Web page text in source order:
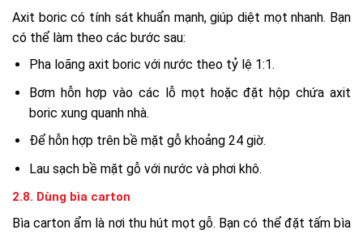
Axit boric có tính sát khuẩn mạnh, giúp diệt mọt nhanh. Bạn
có thể làm theo các bước sau:
Pha loãng axit boric với nước theo tỷ lệ 1:1.
Bơm hỗn hợp vào các lỗ mọt hoặc đặt hộp chứa axit
boric xung quanh nhà.
Để hỗn hợp trên bề mặt gỗ khoảng 24 giờ.
Lau sạch bề mặt gỗ với nước và phơi khô.
2.8. Dùng bìa carton
Bìa carton ẩm là nơi thu hút mọt gỗ. Bạn có thể đặt tấm bìa